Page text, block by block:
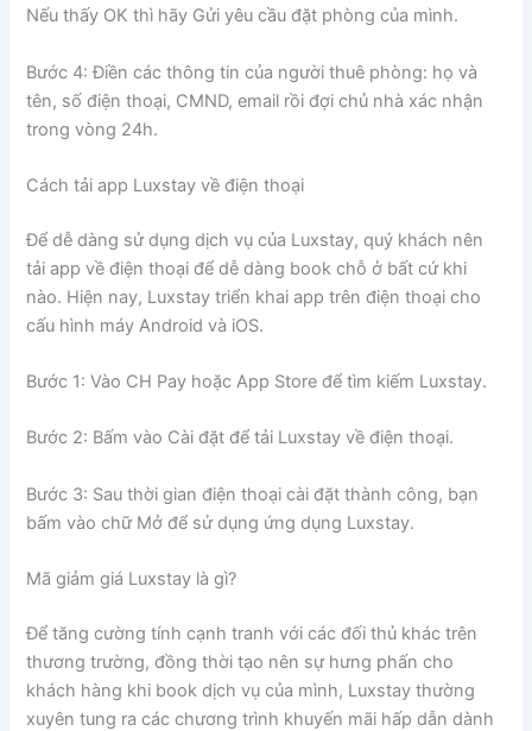
Nếu thấy OK thì hãy Gửi yêu cầu đặt phòng của mình.
Bước 4: Điền các thông tin của người thuê phòng: họ và
tên, số điện thoại, CMND, email rồi đợi chủ nhà xác nhận
trong vòng 24h.
Cách tải app Luxstay về điện thoại
Để dễ dàng sử dụng dịch vụ của Luxstay, quý khách nên
tải app về điện thoại để dễ dàng book chỗ ở bất cứ khi
nào. Hiện nay, Luxstay triển khai app trên điện thoại cho
cấu hình máy Android và iOS.
Bước 1: Vào CH Pay hoặc App Store để tìm kiếm Luxstay.
Bước 2: Bấm vào Cài đặt để tải Luxstay về điện thoại.
Bước 3: Sau thời gian điện thoại cài đặt thành công, bạn
bấm vào chữ Mở để sử dụng ứng dụng Luxstay.
Mã giảm giá Luxstay là gì?
Để tăng cường tính cạnh tranh với các đối thủ khác trên
thương trường, đồng thời tạo nên sự hưng phấn cho
khách hàng khi book dịch vụ của mình, Luxstay thường
xuyên tung ra các chương trình khuyến mãi hấp dẫn dành